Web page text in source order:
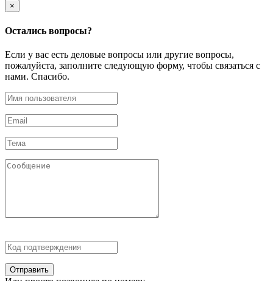
×
Остались вопросы?
Если у вас есть деловые вопросы или другие вопросы,
пожалуйста, заполните следующую форму, чтобы связаться с
нами. Спасибо.
Отправить